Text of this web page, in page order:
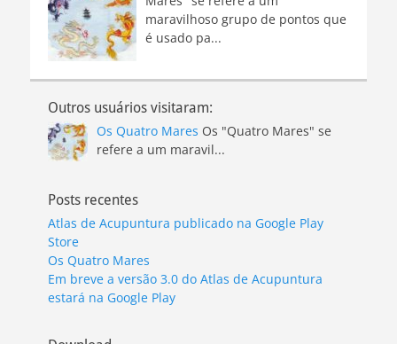
maravilhoso grupo de pontos que
é usado pa...
Outros usuários visitaram:
Os Quatro Mares Os "Quatro Mares" se
refere a um maravil...
Posts recentes
Atlas de Acupuntura publicado na Google Play
Store
Os Quatro Mares
Em breve a versão 3.0 do Atlas de Acupuntura
estará na Google Play